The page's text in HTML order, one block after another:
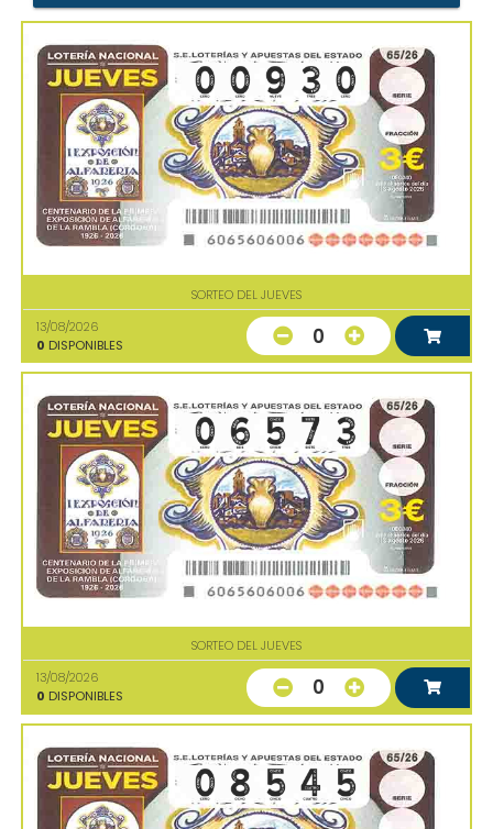
SORTEO DEL JUEVES
13/08/2026
0 DISPONIBLES 0
SORTEO DEL JUEVES
13/08/2026
0 DISPONIBLES 0